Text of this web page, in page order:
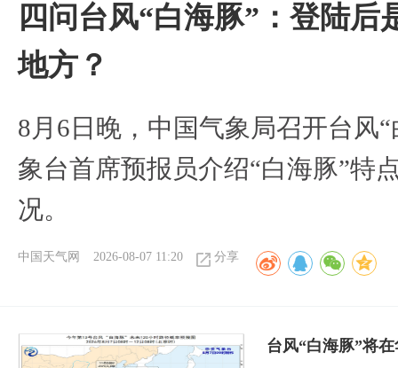
四问台风“白海豚”：登陆
地方？
8月6日晚，中国气象局召开台风
象台首席预报员介绍“白海豚”特
况。
中国天气网 2026-08-07 11:20 分享
台风“白海豚”将